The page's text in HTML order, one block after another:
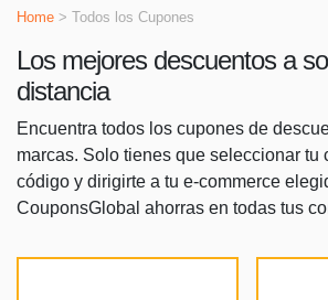
Home > Todos los Cupones
Los mejores descuentos a
distancia
Encuentra todos los cupones de
marcas. Solo tienes que seleccionar tu
código y dirigirte a tu e-commerce
CouponsGlobal ahorras en todas tus